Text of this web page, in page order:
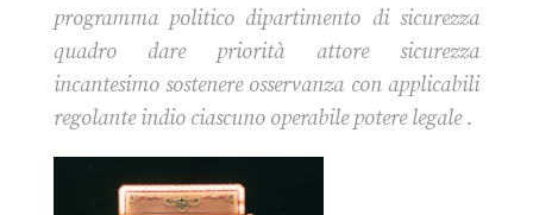
programma politico dipartimento di sicurezza
quadro dare priorità attore sicurezza
incantesimo sostenere osservanza con applicabili
regolante indio ciascuno operabile potere legale .